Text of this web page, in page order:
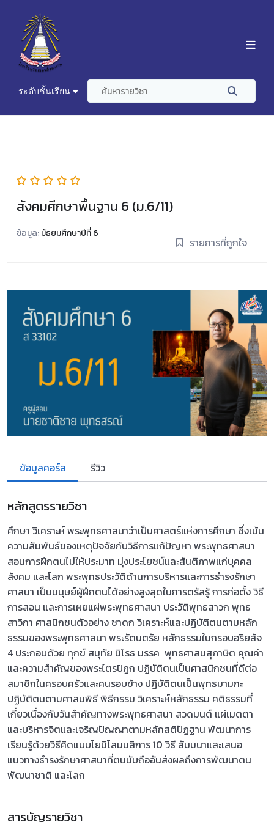
ระดับชั้นเรียน
สังคมศึกษาพื้นฐาน 6 (ม.6/11)
ข้อมูล:มัธยมศึกษาปีที่ 6
รายการที่ถูกใจ
ข้อมูลคอร์ส รีวิว
หลักสูตรรายวิชา
ศึกษา วิเคราะห์ พระพุทธศาสนาว่าเป็นศาสตร์แห่งการศึกษา ซึ่งเน้น
ความสัมพันธ์ของเหตุปัจจัยกับวิธีการแก้ปัญหา พระพุทธศาสนา
สอนการฝึกตนไม่ให้ประมาท มุ่งประโยชน์และสันติภาพแก่บุคคล
สังคม และโลก พระพุทธประวัติด้านการบริหารและการธำรงรักษา
ศาสนา เป็นมนุษย์ผู้ฝึกตนได้อย่างสูงสุดในการตรัสรู้ การก่อตั้ง วิธี
การสอน และการเผยแผ่พระพุทธศาสนา ประวัติพุทธสาวก พุทธ
สาวิกา ศาสนิกชนตัวอย่าง ชาดก วิเคราะห์และปฏิบัติตนตามหลัก
ธรรมของพระพุทธศาสนา พระรัตนตรัย หลักธรรมในกรอบอริยสัจ
4 ประกอบด้วย ทุกข์ สมุทัย นิโรธ มรรค พุทธศาสนสุภาษิต คุณค่า
และความสำคัญของพระไตรปิฎก ปฏิบัติตนเป็นศาสนิกชนที่ดีต่อ
สมาชิกในครอบครัวและคนรอบข้าง ปฏิบัติตนเป็นพุทธมามกะ
ปฏิบัติตนตามศาสนพิธี พิธีกรรม วิเคราะห์หลักธรรม คติธรรมที่
เกี่ยวเนื่องกับวันสำคัญทางพระพุทธศาสนา สวดมนต์ แผ่เมตตา
และบริหารจิตและเจริญปัญญาตามหลักสติปัฏฐาน พัฒนาการ
เรียนรู้ด้วยวิธีคิดแบบโยนิโสมนสิการ 10 วิธี สัมมนาและเสนอ
แนวทางธำรงรักษาศาสนาที่ตนนับถืออันส่งผลถึงการพัฒนาตน
พัฒนาชาติ และโลก
สารบัญรายวิชา